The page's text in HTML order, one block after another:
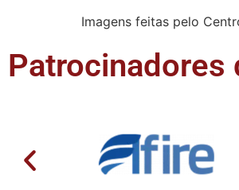
Imagens feitas pelo
Patrocinadores